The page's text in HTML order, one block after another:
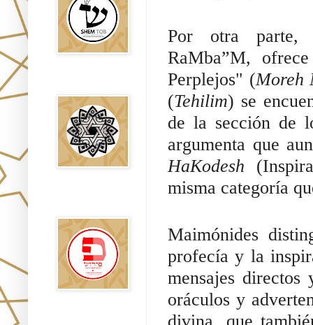
Por otra parte,
RaMba”M,
Perplejos" (Moreh
(Tehilim) se
de la sección de
argumenta que
HaKodesh
misma categoría
Maimónides
profecía y la
mensajes
oráculos y